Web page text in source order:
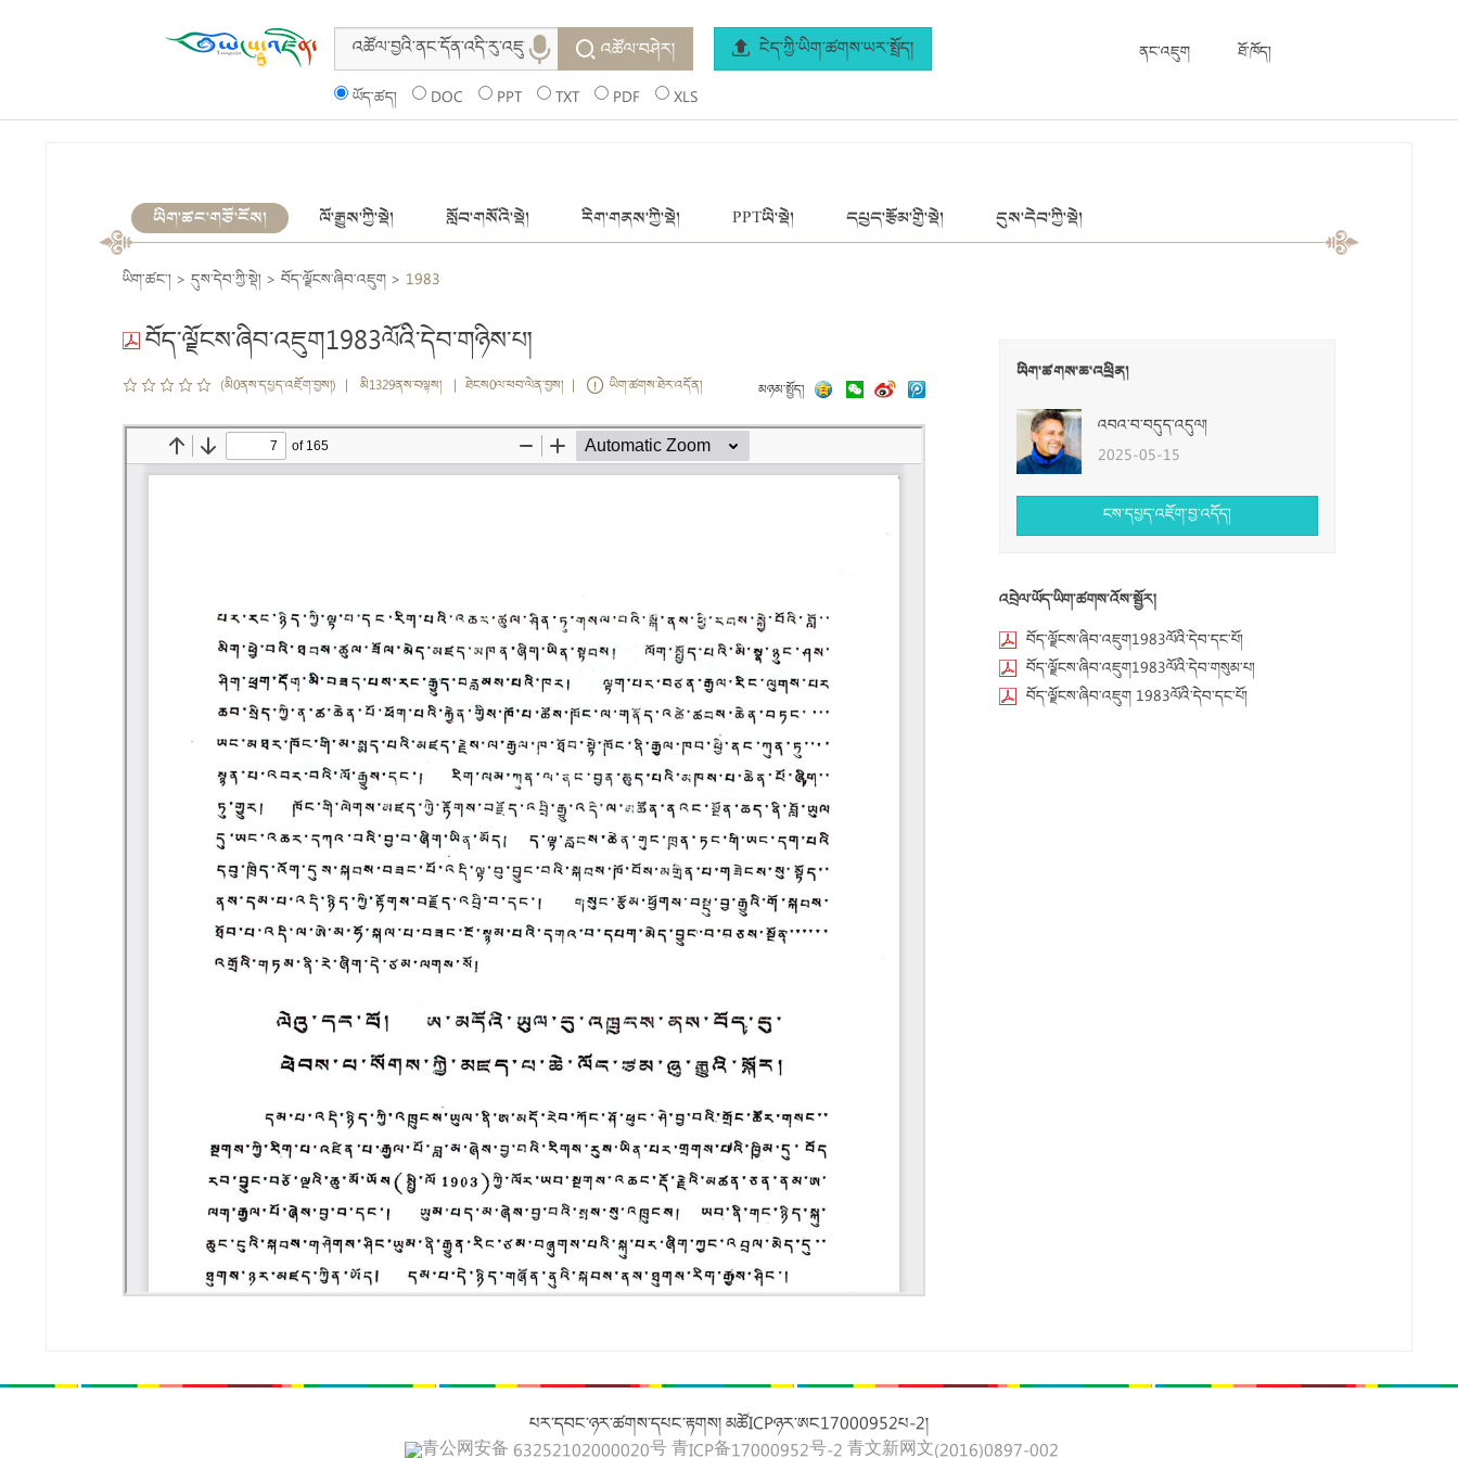
ནང་འཇུག ཐོ་ཁོད།
འཚོལ་བཤེར། ངེད་ཀྱི་ཡིག་ཚགས་ཡར་སྤྲོད།
ཡོད་ཚད། DOC PPT TXT PDF XLS
ཡིག་ཚང་གཙོ་ངོས། ལོ་རྒྱུས་ཀྱི་སྡེ། སློབ་གསོའི་སྡེ། རིག་གནས་ཀྱི་སྡེ། PPTཡི་སྡེ། དཔྱད་རྩོམ་གྱི་སྡེ། དུས་དེབ་ཀྱི་སྡེ།
ཡིག་ཚང་། > དུས་དེབ་ཀྱི་སྡེ། > བོད་ལྗོངས་ཞིབ་འཇུག > 1983
བོད་ལྗོངས་ཞིབ་འཇུག1983ལོའི་དེབ་གཉིས་པ།
མཉམ་སྤྱོད།
(མི0ནས་དཔྱད་འཇོག་བྱས།) | མི1329ནས་བལྟས། | ཐེངས0ལ་ཕབ་ལེན་བྱས། | ཡིག་ཚགས་ཐེར་འདོན།
ཡིག་ཚགས་ཆ་འཕྲིན།
འབའ་བ་བདུད་འདུལ།
2025-05-15
ངས་དཔྱད་འཇོག་བྱ་འདོད།
འབྲེལ་ཡོད་ཡིག་ཚགས་འོས་སྦྱོར།
བོད་ལྗོངས་ཞིབ་འཇུག1983ལོའི་དེབ་དང་པོ།
བོད་ལྗོངས་ཞིབ་འཇུག1983ལོའི་དེབ་གསུམ་པ།
བོད་ལྗོངས་ཞིབ་འཇུག 1983ལོའི་དེབ་དང་པོ།
པར་དབང་ཉར་ཚགས་དཔང་རྟགས། མཚོICPཉར་ཨང17000952པ-2།